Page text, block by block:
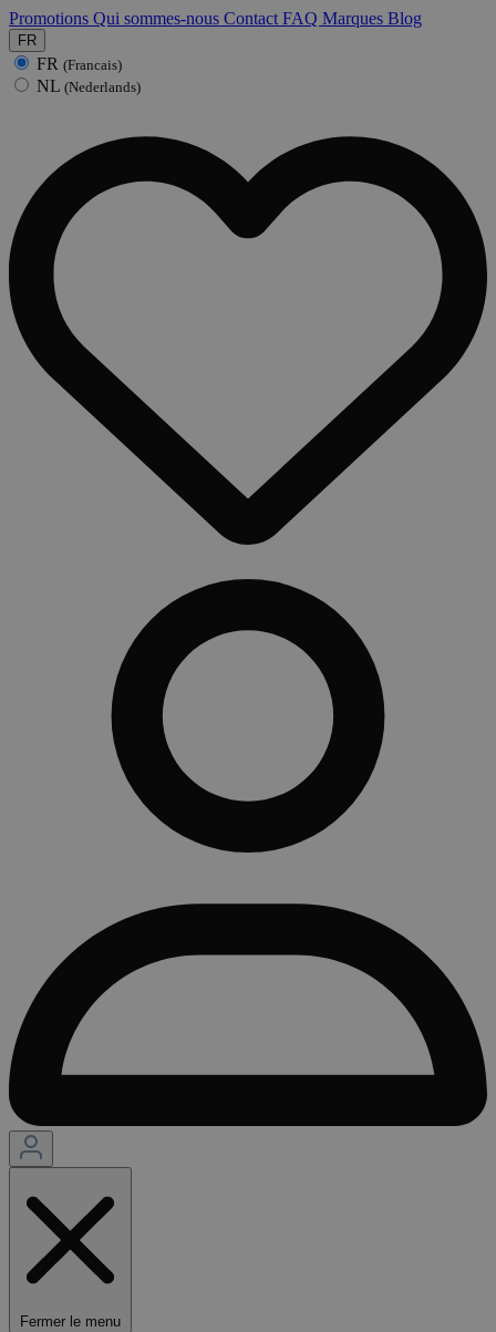
Promotions Qui sommes-nous Contact FAQ Marques Blog
FR
FR (Francais)
NL (Nederlands)
Fermer le menu